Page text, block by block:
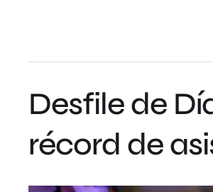
Desfile de
récord de